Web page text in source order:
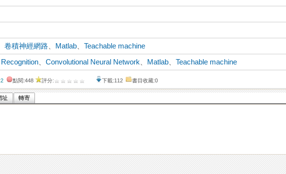
、卷積神經網路 Matlab 、Teachable machine
Recognition 、Convolutional Neural Network Matlab 、Teachable machine
2 點閱:448 評分: 下載:112 書目收藏:0
址 轉寄